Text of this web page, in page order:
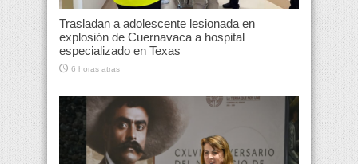
Trasladan a adolescente lesionada en
explosión de Cuernavaca a hospital
especializado en Texas
6 horas atras